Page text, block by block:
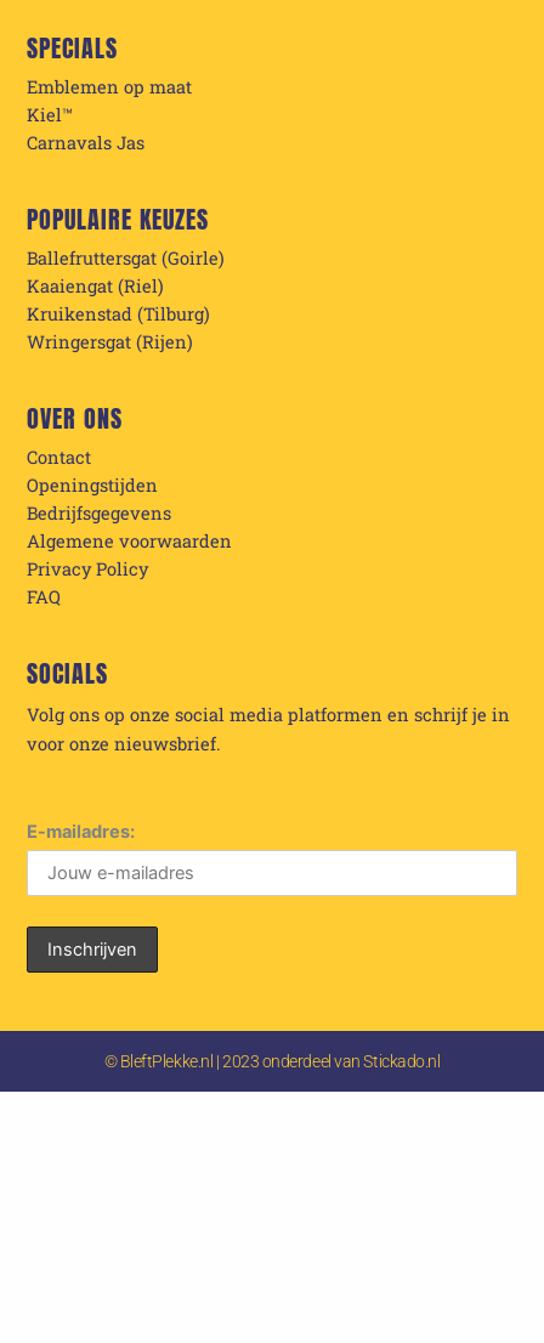
SPECIALS
Emblemen op maat
Kiel™
Carnavals Jas
POPULAIRE KEUZES
Ballefruttersgat (Goirle)
Kaaiengat (Riel)
Kruikenstad (Tilburg)
Wringersgat (Rijen)
OVER ONS
Contact
Openingstijden
Bedrijfsgegevens
Algemene voorwaarden
Privacy Policy
FAQ
SOCIALS
Volg ons op onze social media platformen en schrijf je in
voor onze nieuwsbrief.
E-mailadres:
© BleftPlekke.nl | 2023 onderdeel van Stickado.nl